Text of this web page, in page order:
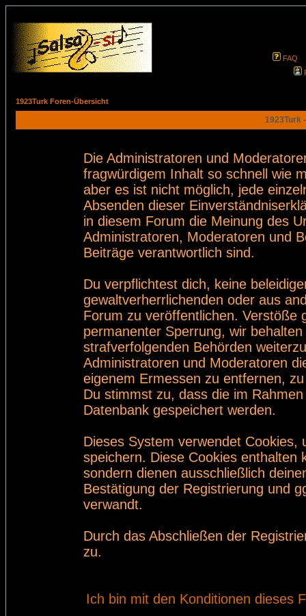
FAQ
1923Turk Foren-Übersicht
1923Turk
Die Administratoren und
fragwürdigem Inhalt so schnell wie
aber es ist nicht möglich, jede
Absenden dieser
in diesem Forum die Meinung des
Administratoren, Moderatoren und
Beiträge verantwortlich sind.
Du verpflichtest dich, keine
gewaltverherrlichenden oder aus
Forum zu veröffentlichen. Verstöße
permanenter Sperrung, wir
strafverfolgenden Behörden
Administratoren und Moderatoren
eigenem Ermessen zu entfernen,
Du stimmst zu, dass die im
Datenbank gespeichert werden.
Dieses System verwendet
speichern. Diese Cookies enthalten
sondern dienen ausschließlich
Bestätigung der Registrierung und
verwandt.
Durch das Abschließen der
zu.
Ich bin mit den Konditionen dieses